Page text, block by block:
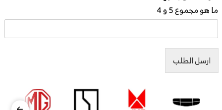
ما هو مجموع 5 و 4
ارسل الطلب